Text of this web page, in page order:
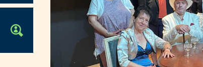
OFFRES D'EMPLOI